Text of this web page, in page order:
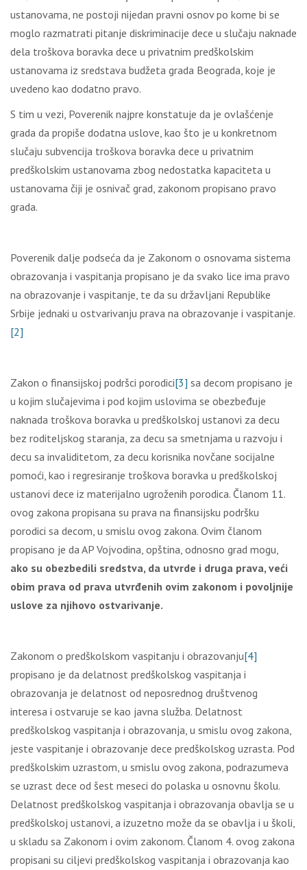
ustanovama, ne postoji nijedan pravni osnov po kome bi se
moglo razmatrati pitanje diskriminacije dece u slučaju naknade
dela troškova boravka dece u privatnim predškolskim
ustanovama iz sredstava budžeta grada Beograda, koje je
uvedeno kao dodatno pravo.
S tim u vezi, Poverenik najpre konstatuje da je ovlašćenje
grada da propiše dodatna uslove, kao što je u konkretnom
slučaju subvencija troškova boravka dece u privatnim
predškolskim ustanovama zbog nedostatka kapaciteta u
ustanovama čiji je osnivač grad, zakonom propisano pravo
grada.
Poverenik dalje podseća da je Zakonom o osnovama sistema
obrazovanja i vaspitanja propisano je da svako lice ima pravo
na obrazovanje i vaspitanje, te da su državljani Republike
Srbije jednaki u ostvarivanju prava na obrazovanje i vaspitanje.
[2]
Zakon o finansijskoj podršci porodici[3] sa decom propisano je
u kojim slučajevima i pod kojim uslovima se obezbeđuje
naknada troškova boravka u predškolskoj ustanovi za decu
bez roditeljskog staranja, za decu sa smetnjama u razvoju i
decu sa invaliditetom, za decu korisnika novčane socijalne
pomoći, kao i regresiranje troškova boravka u predškolskoj
ustanovi dece iz materijalno ugroženih porodica. Članom 11.
ovog zakona propisana su prava na finansijsku podršku
porodici sa decom, u smislu ovog zakona. Ovim članom
propisano je da AP Vojvodina, opština, odnosno grad mogu,
ako su obezbedili sredstva, da utvrde i druga prava, veći
obim prava od prava utvrđenih ovim zakonom i povoljnije
uslove za njihovo ostvarivanje.
Zakonom o predškolskom vaspitanju i obrazovanju[4]
propisano je da delatnost predškolskog vaspitanja i
obrazovanja je delatnost od neposrednog društvenog
interesa i ostvaruje se kao javna služba. Delatnost
predškolskog vaspitanja i obrazovanja, u smislu ovog zakona,
jeste vaspitanje i obrazovanje dece predškolskog uzrasta. Pod
predškolskim uzrastom, u smislu ovog zakona, podrazumeva
se uzrast dece od šest meseci do polaska u osnovnu školu.
Delatnost predškolskog vaspitanja i obrazovanja obavlja se u
predškolskoj ustanovi, a izuzetno može da se obavlja i u školi,
u skladu sa Zakonom i ovim zakonom. Članom 4. ovog zakona
propisani su ciljevi predškolskog vaspitanja i obrazovanja kao